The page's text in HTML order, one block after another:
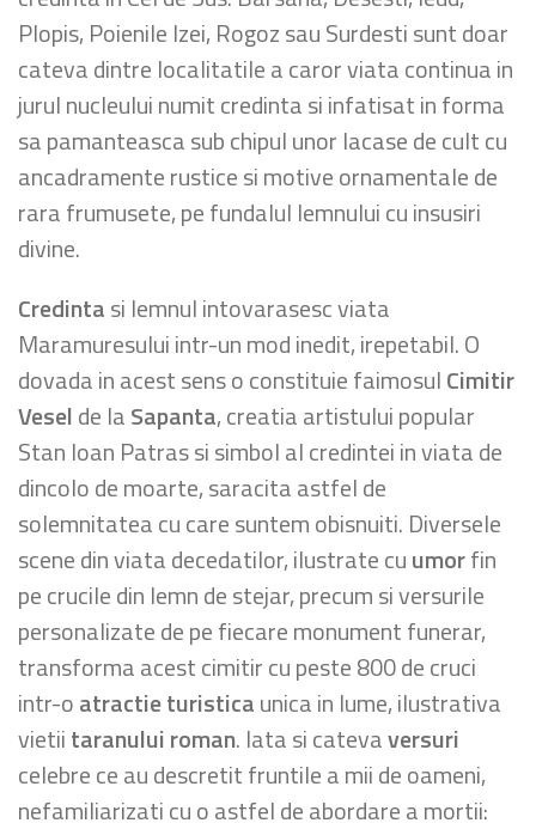
Plopis, Poienile Izei, Rogoz sau Surdesti sunt doar
cateva dintre localitatile a caror viata continua in
jurul nucleului numit credinta si infatisat in forma
sa pamanteasca sub chipul unor lacase de cult cu
ancadramente rustice si motive ornamentale de
rara frumusete, pe fundalul lemnului cu insusiri
divine.
Credintasi lemnul intovarasesc viata
Maramuresului intr-un mod inedit, irepetabil. O
dovada in acest sens o constituie faimosulCimitir
Veselde laSapanta, creatia artistului popular
Stan Ioan Patras si simbol al credintei in viata de
dincolo de moarte, saracita astfel de
solemnitatea cu care suntem obisnuiti. Diversele
scene din viata decedatilor, ilustrate cuumorfin
pe crucile din lemn de stejar, precum si versurile
personalizate de pe fiecare monument funerar,
transforma acest cimitir cu peste 800 de cruci
intr-oatractieturisticaunica in lume, ilustrativa
vietiitaranului roman. Iata si catevaversuri
celebre ce au descretit fruntile a mii de oameni,
nefamiliarizati cu o astfel de abordare a mortii: